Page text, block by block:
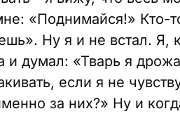
«Поднимайся!» Кто-
Ну я и не встал. Я,
и думал: «Тварь я
если я не
за них?» Ну и